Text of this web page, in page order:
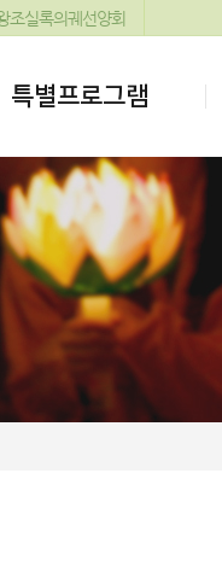
조실록의궤선양회
특별프로그램